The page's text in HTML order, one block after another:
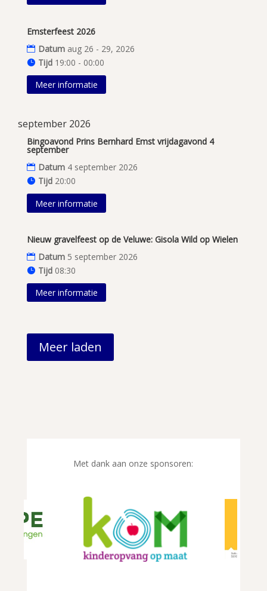
Emsterfeest 2026
Datum aug 26 - 29, 2026
Tijd 19:00 - 00:00
Meer informatie
september 2026
Bingoavond Prins Bernhard Emst vrijdagavond 4
september
Datum 4 september 2026
Tijd 20:00
Meer informatie
Nieuw gravelfeest op de Veluwe: Gisola Wild op Wielen
Datum 5 september 2026
Tijd 08:30
Meer informatie
Meer laden
Met dank aan onze sponsoren: